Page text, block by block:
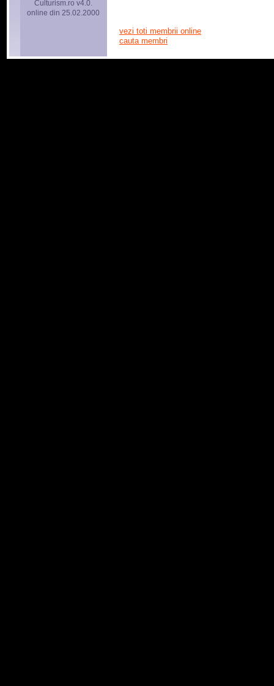
Culturism.ro v4.0.
online din 25.02.2000
vezi toti membrii online
cauta membri